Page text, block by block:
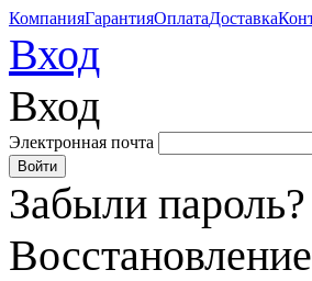
КомпанияГарантияОплатаДоставка
Вход
Вход
Электронная почта
Забыли пароль?